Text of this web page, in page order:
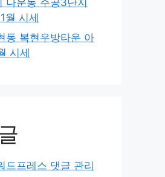
월 시세
동 복현우방타운 아
시세
드프레스 댓글 관리